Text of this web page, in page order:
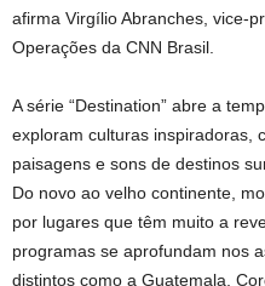
afirma Virgílio Abranches, vice-
Operações da CNN Brasil.
A série “Destination” abre a
exploram culturas inspiradoras,
paisagens e sons de destinos
Do novo ao velho continente,
por lugares que têm muito a
programas se aprofundam nos
distintos como a Guatemala,